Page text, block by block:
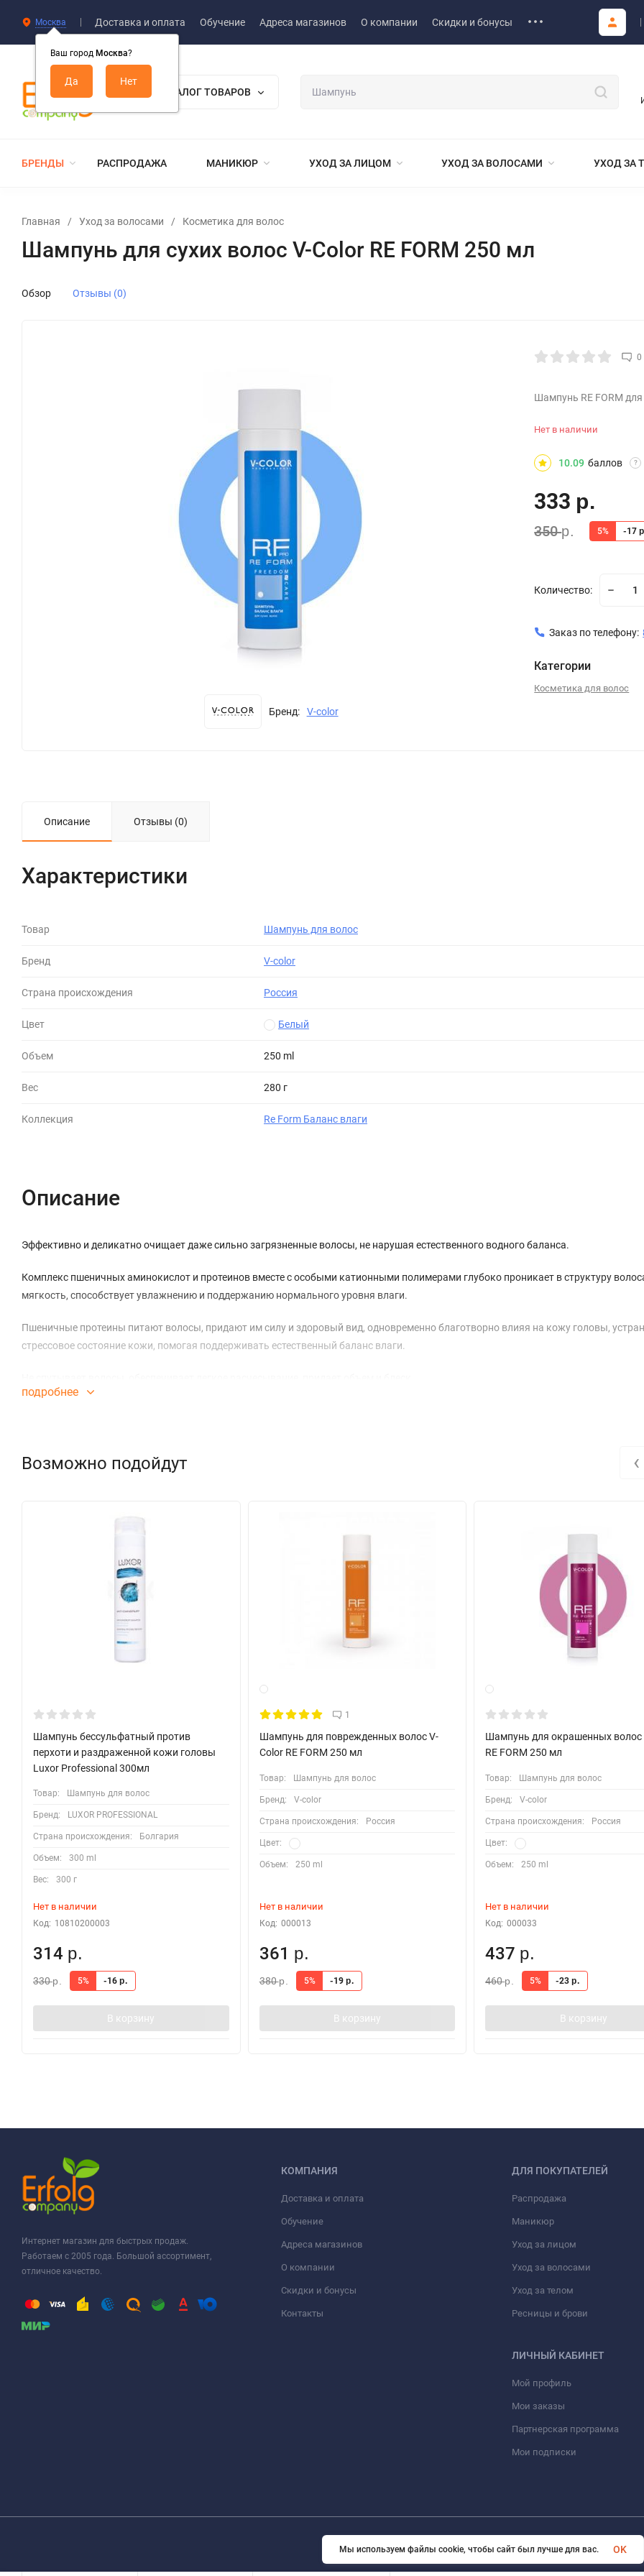
Москва
Ваш город Москва?
Доставка и оплата Обучение Адреса магазинов О компании Скидки и бонусы
КАТАЛОГ ТОВАРОВ
БРЕНДЫ РАСПРОДАЖА МАНИКЮР УХОД ЗА ЛИЦОМ УХОД ЗА ВОЛОСАМИ УХОД ЗА
Главная / Уход за волосами / Косметика для волос
Шампунь для сухих волос V-Color RE FORM 250 мл
Обзор Отзывы (0)
Бренд: V-color
0
Шампунь RE FORM
Нет в наличии
10.09 баллов ?
333 р.
350р. 5% -17
Количество:
Заказ по телефону:
Категории
Косметика для волос
Описание Отзывы (0)
Характеристики
Товар Шампунь для волос
Бренд V-color
Страна происхождения Россия
Цвет Белый
Объем 250 ml
Вес 280 г
Коллекция Re Form Баланс влаги
Описание
Эффективно и деликатно очищает даже сильно загрязненные волосы, не нарушая естественного водного баланса.
Комплекс пшеничных аминокислот и протеинов вместе с особыми катионными полимерами глубоко проникает в структуру
мягкость, способствует увлажнению и поддержанию нормального уровня влаги.
Пшеничные протеины питают волосы, придают им силу и здоровый вид, одновременно благотворно влияя на кожу головы,
стрессовое состояние кожи, помогая поддерживать естественный баланс влаги.
подробнее
Возможно подойдут
Шампунь бессульфатный против
перхоти и раздраженной кожи головы
Luxor Professional 300мл
Товар: Шампунь для волос
Бренд: LUXOR PROFESSIONAL
Страна происхождения: Болгария
Объем: 300 ml
Вес: 300 г
Нет в наличии
Код: 10810200003
314 р.
330р. 5% -16 р.
В корзину
1
Шампунь для поврежденных волос V-
Color RE FORM 250 мл
Товар: Шампунь для волос
Бренд: V-color
Страна происхождения: Россия
Цвет:
Объем: 250 ml
Нет в наличии
Код: 000013
361 р.
380р. 5% -19 р.
В корзину
Шампунь для окрашенных волос
RE FORM 250 мл
Товар: Шампунь для волос
Бренд: V-color
Страна происхождения: Россия
Цвет:
Объем: 250 ml
Нет в наличии
Код: 000033
437 р.
460р. 5% -23 р.
В корзину
‹
Интернет магазин для быстрых продаж.
Работаем с 2005 года. Большой ассортимент,
отличное качество.
КОМПАНИЯ
Доставка и оплата
Обучение
Адреса магазинов
О компании
Скидки и бонусы
Контакты
ДЛЯ ПОКУПАТЕЛЕЙ
Распродажа
Маникюр
Уход за лицом
Уход за волосами
Уход за телом
Ресницы и брови
ЛИЧНЫЙ КАБИНЕТ
Мой профиль
Мои заказы
Партнерская программа
Мои подписки
© 2026 Erfolg Cosmetics. Все права защищены
Мы используем файлы cookie, чтобы сайт был лучше для вас. OK